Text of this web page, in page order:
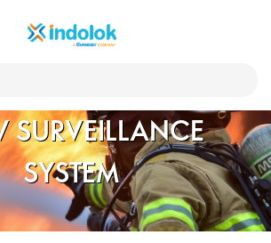
SURVEILLANCE
SYSTEM